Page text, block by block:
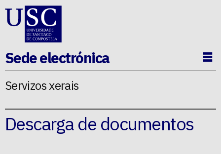
Ir ao contido da p�xina
Sede electrónica
Servizos xerais
Descarga de documentos